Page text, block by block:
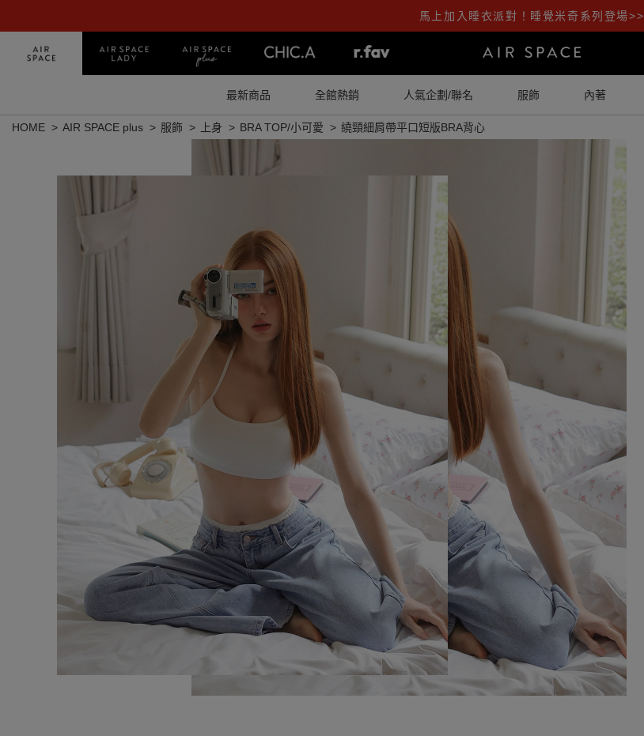
馬上加入睡衣派對！睡覺米奇系列登場>>
最新商品 全館熱銷 人氣企劃/聯名 服飾 內著
HOME AIR SPACE plus 服飾 上身 BRA TOP/小可愛 繞頸細肩帶平口短版BRA背心